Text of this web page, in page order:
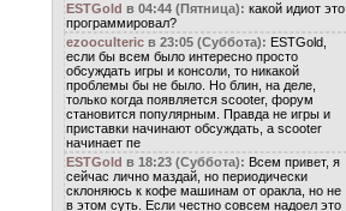
ESTGold в 04:44 (Пятница): какой идиот это
программировал?
ezooculteric в 23:05 (Суббота): ESTGold,
если бы всем было интересно просто
обсуждать игры и консоли, то никакой
проблемы бы не было. Но блин, на деле,
только когда появляется scooter, форум
становится популярным. Правда не игры и
приставки начинают обсуждать, а scooter
начинает пе
ESTGold в 18:23 (Суббота): Всем привет, я
сейчас лично маздай, но периодически
склоняюсь к кофе машинам от оракла, но не
в этом суть. Если честно совсем надоел это